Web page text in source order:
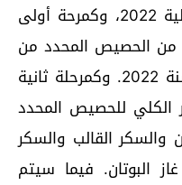
ومن أولويات مشروع قانون مالية 2022، وكمرحة أولى
من الحصيص المحدد من
الدقيق الوطني للقمح اللين سنة 2022. وكمرحلة ثانية
التحرير الكلي للحصيص المحدد
والسكر القالب والسكر
من غاز البوتان. فيما سيتم